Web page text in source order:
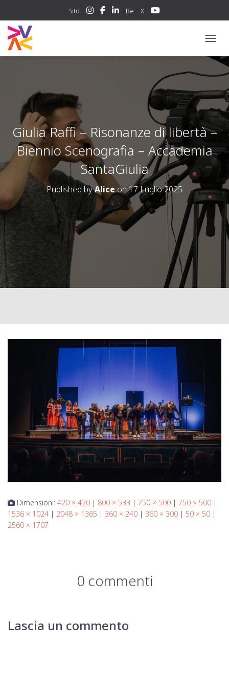
Sito Bē X
Giulia Raffi – Risonanze di libertà –
Biennio Scenografia – Accademia
SantaGiulia
Published byAliceon17 Luglio 2025
Dimensioni: 420 × 420 | 800 × 533 | 750 × 500 | 750 × 500 |
1536 × 1024 | 2048 × 1365 | 360 × 240 | 360 × 300 | 50 × 50 |
2560 × 1707
0 commenti
Lascia un commento